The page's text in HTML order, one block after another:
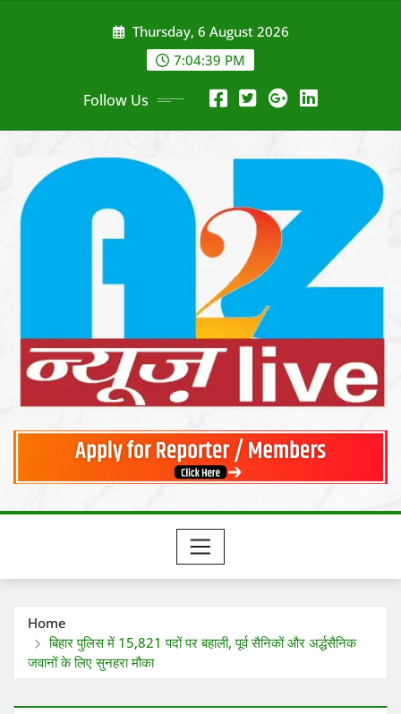
Thursday, 6 August 2026
7:04:41 PM
Follow Us
Home
बिहार पुलिस में 15,821 पदों पर बहाली, पूर्व सैनिकों और अर्द्धसैनिक
जवानों के लिए सुनहरा मौका